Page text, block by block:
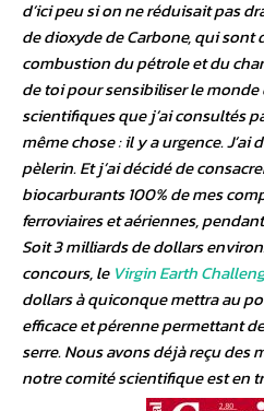
d’ici peu si on ne réduisait pas
de dioxyde de Carbone, qui sont
combustion du pétrole et du
de toi pour sensibiliser le monde
scientifiques que j’ai consultés
même chose : il y a urgence.
pèlerin. Et j’ai décidé de
biocarburants 100% de mes
ferroviaires et aériennes,
Soit 3 milliards de dollars
concours, le Virgin Earth
dollars à quiconque mettra au
efficace et pérenne permettant
serre. Nous avons déjà reçu des
notre comité scientifique est en